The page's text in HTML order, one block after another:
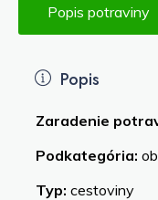
Popis potraviny
Popis
Zaradenie
Podkategória:
Typ: cestoviny